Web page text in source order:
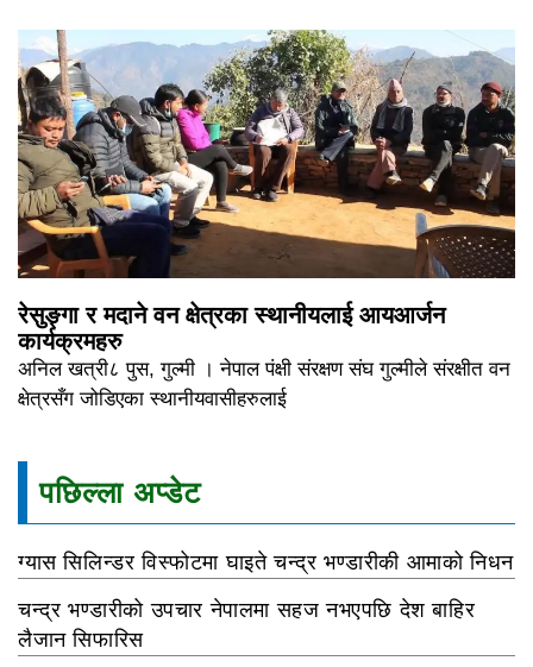
रेसुङ्गा र मदाने वन क्षेत्रका स्थानीयलाई आयआर्जन
कार्यक्रमहरु
अनिल खत्री८ पुस, गुल्मी । नेपाल पंक्षी संरक्षण संघ गुल्मीले संरक्षीत वन
क्षेत्रसँग जोडिएका स्थानीयवासीहरुलाई
पछिल्ला अप्डेट
ग्यास सिलिन्डर विस्फोटमा घाइते चन्द्र भण्डारीकी आमाको निधन
चन्द्र भण्डारीको उपचार नेपालमा सहज नभएपछि देश बाहिर
लैजान सिफारिस